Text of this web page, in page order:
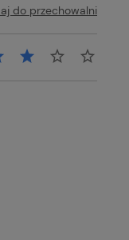
do przechowalni